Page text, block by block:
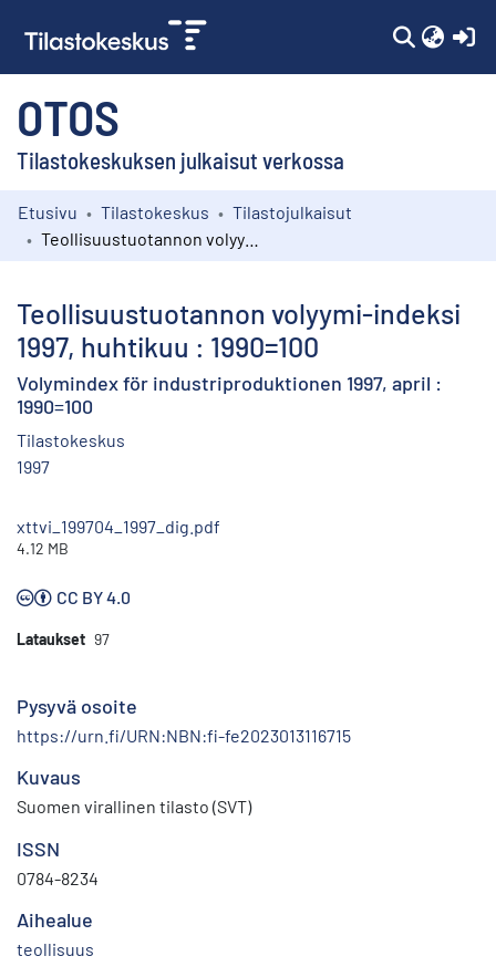
OTOS
Tilastokeskuksen julkaisut verkossa
Kokoelmat
Etusivu Tilastokeskus
Tilastojulkaisut
Teollisuustuotannon volyymi-indeksi
1997, huhtikuu : 1990=100
Volymindex för industriproduktionen 1997, april :
1990=100
Tilastokeskus
1997
xttvi_199704_1997_dig.pdf
4.12 MB
CC BY 4.0
Lataukset 97
Pysyvä osoite
https://urn.fi/URN:NBN:fi-fe2023013116715
Kuvaus
Suomen virallinen tilasto (SVT)
ISSN
0784-8234
Aihealue
teollisuus